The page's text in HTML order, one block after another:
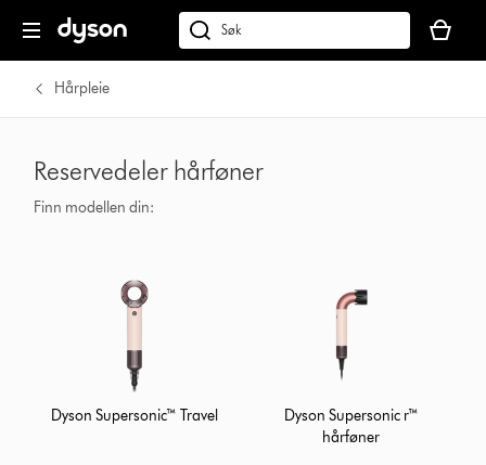
Søk
på
din
er
Hårpleie
Reservedeler hårføner
Finn modellen din:
Dyson Supersonic™ Travel
Dyson Supersonic r™
hårføner